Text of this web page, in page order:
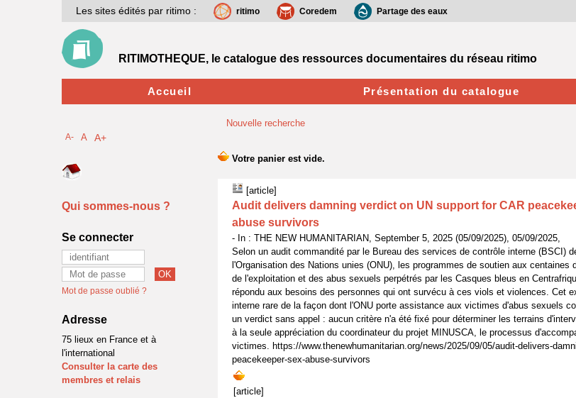
Nouvelle recherche
[article]
Audit delivers damning verdict on UN support for CAR
abuse survivors
- In : THE NEW HUMANITARIAN, September 5, 2025 (05/09/2025), 05/09/2025,
Selon un audit commandité par le Bureau des services de contrôle interne (BSCI)
l'Organisation des Nations unies (ONU), les programmes de soutien aux centaines
de l'exploitation et des abus sexuels perpétrés par les Casques bleus en
répondu aux besoins des personnes qui ont survécu à ces viols et violences. Cet
interne rare de la façon dont l'ONU porte assistance aux victimes d'abus sexuels
un verdict sans appel : aucun critère n'a été fixé pour déterminer les terrains
à la seule appréciation du coordinateur du projet MINUSCA, le processus
victimes. https://www.thenewhumanitarian.org/news/2025/09/05/audit-delivers-
peacekeeper-sex-abuse-survivors
[article]
Les sites édités par ritimo : ritimo Coredem Partage des eaux
RITIMOTHEQUE, le catalogue des ressources documentaires du réseau ritimo
Accueil Présentation du catalogue
A- A A+
Qui sommes-nous ?
Se connecter
Mot de passe oublié ?
Adresse
75 lieux en France et à
l'international
Consulter la carte des
membres et relais